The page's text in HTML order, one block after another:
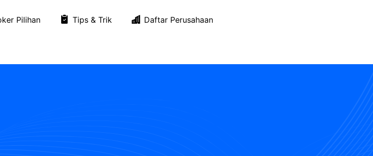
Pilihan Tips & Trik Daftar Perusahaan